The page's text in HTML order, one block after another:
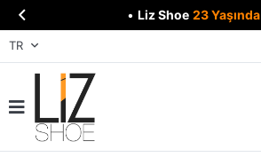
 • Liz Shoe 23 Yaşında
TR